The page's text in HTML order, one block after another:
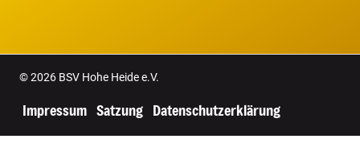
© 2026 BSV Hohe Heide e.V.
Impressum Satzung Datenschutzerklärung